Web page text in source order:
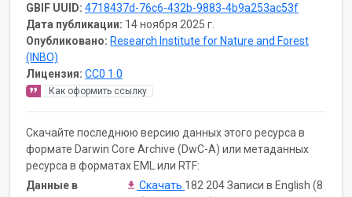
GBIF UUID: 4718437d-76c6-432b-9883-4b9a253ac53f
Дата публикации: 14 ноября 2025 г.
Опубликовано: Research Institute for Nature and Forest
(INBO)
Лицензия: CC0 1.0
Как оформить ссылку
Скачайте последнюю версию данных этого ресурса в
формате Darwin Core Archive (DwC-A) или метаданных
ресурса в форматах EML или RTF:
Данные в
Скачать 182 204 Записи в English (8